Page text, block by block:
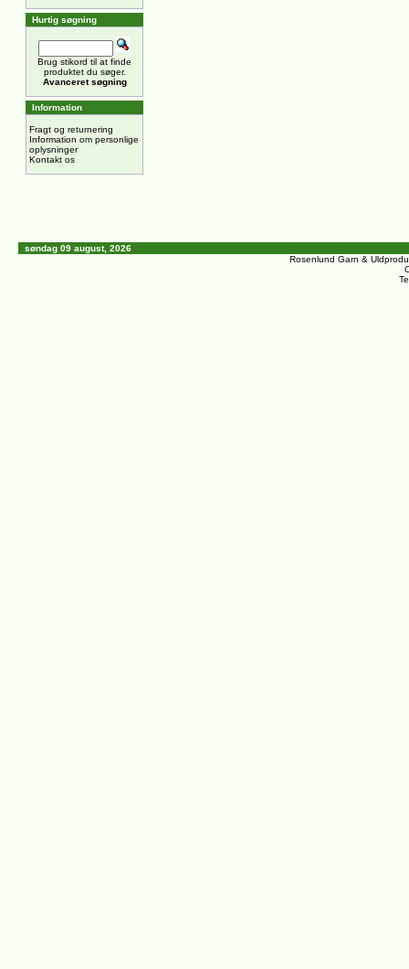
Hurtig søgning
Brug stikord til at finde
produktet du søger.
Avanceret søgning
Information
Fragt og returnering
Information om personlige
oplysninger
Kontakt os
søndag 09 august, 2026
Rosenlund Garn &